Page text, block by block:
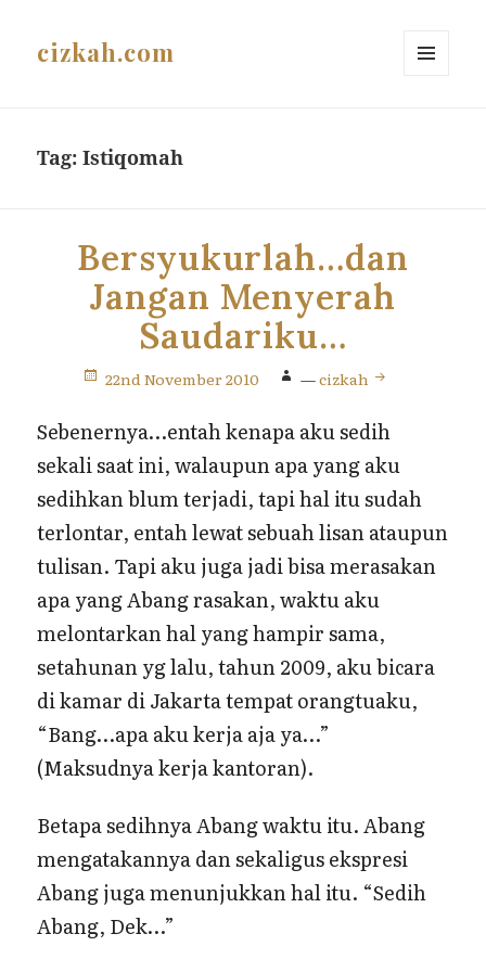
cizkah.com
Tag:Istiqomah
Bersyukurlah…dan
Jangan Menyerah
Saudariku…
22nd November 2010 —cizkah
Sebenernya…entah kenapa aku sedih
sekali saat ini, walaupun apa yang aku
sedihkan blum terjadi, tapi hal itu sudah
terlontar, entah lewat sebuah lisan ataupun
tulisan. Tapi aku juga jadi bisa merasakan
apa yang Abang rasakan, waktu aku
melontarkan hal yang hampir sama,
setahunan yg lalu, tahun 2009, aku bicara
di kamar di Jakarta tempat orangtuaku,
“Bang…apa aku kerja aja ya…”
(Maksudnya kerja kantoran).
Betapa sedihnya Abang waktu itu. Abang
mengatakannya dan sekaligus ekspresi
Abang juga menunjukkan hal itu. “Sedih
Abang, Dek…”